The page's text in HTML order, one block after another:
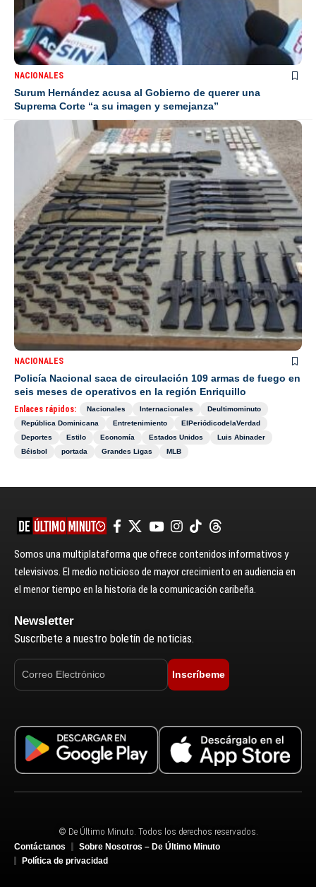
NACIONALES
Surum Hernández acusa al Gobierno de querer una
Suprema Corte “a su imagen y semejanza”
NACIONALES
Policía Nacional saca de circulación 109 armas de fuego en
seis meses de operativos en la región Enriquillo
Enlaces rápidos: Nacionales Internacionales
Deultimominuto
República Dominicana
Entretenimiento
ElPeriódicodelaVerdad
Deportes
Estilo Economía Estados Unidos
Luis Abinader
Béisbol
portada Grandes Ligas MLB
Somos una multiplataforma que ofrece contenidos informativos y
televisivos. El medio noticioso de mayor crecimiento en audiencia en
el menor tiempo en la historia de la comunicación caribeña.
Newsletter
Suscríbete a nuestro boletín de noticias.
Inscríbeme
© De Último Minuto. Todos los derechos reservados.
Contáctanos
Sobre Nosotros – De Último Minuto
Política de privacidad